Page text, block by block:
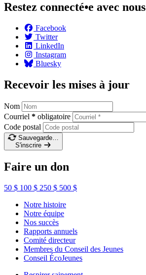
Restez connecté•e avec nous
Facebook
Twitter
LinkedIn
Instagram
Bluesky
Recevoir les mises à jour
Nom
Courriel * obligatoire
Code postal
Sauvegarde…
S'inscrire
Faire un don
50 $ 100 $ 250 $ 500 $
Notre histoire
Notre équipe
Nos succès
Rapports annuels
Comité directeur
Membres du Conseil des Jeunes
Conseil ÉcoJeunes